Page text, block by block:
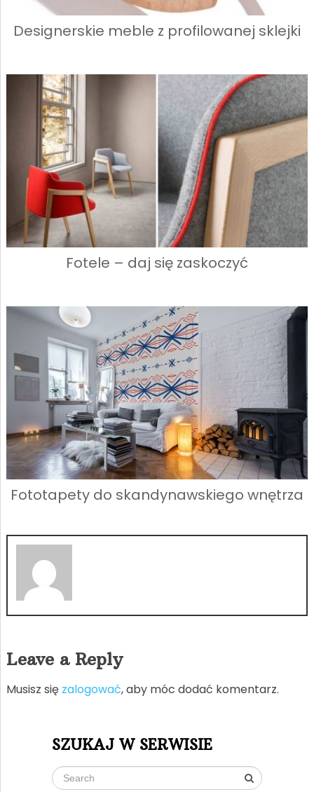
Designerskie meble z profilowanej sklejki
Fotele – daj się zaskoczyć
Fototapety do skandynawskiego wnętrza
Leave a Reply
Musisz się zalogować, aby móc dodać komentarz.
SZUKAJ W SERWISIE